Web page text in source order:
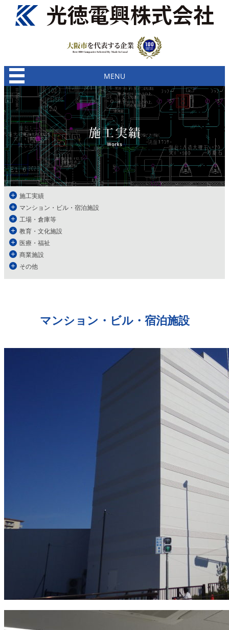
MENU
施工実績
マンション・ビル・宿泊施設
工場・倉庫等
教育・文化施設
医療・福祉
商業施設
その他
マンション・ビル・宿泊施設